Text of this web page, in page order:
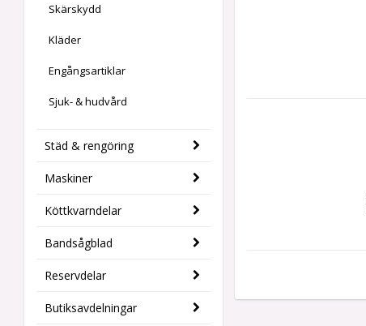
Skärskydd
Kläder
Engångsartiklar
Sjuk- & hudvård
Städ & rengöring
Maskiner
Köttkvarndelar
Bandsågblad
Reservdelar
Butiksavdelningar